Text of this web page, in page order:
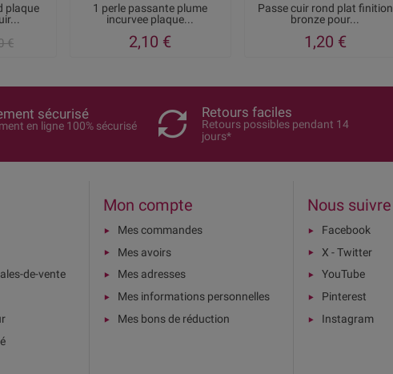
plaque
€
1 perle passante plume
incurvee plaque...
2,10 €
Passe cuir rond plat finition
bronze pour...
1,20 €
sécurisé
en ligne 100% sécurisé
Retours faciles
Retours possibles pendant 14
jours*
de-vente
Mon compte
Mes commandes
Mes avoirs
Mes adresses
Mes informations personnelles
Mes bons de réduction
Nous suivre
Facebook
X - Twitter
YouTube
Pinterest
Instagram